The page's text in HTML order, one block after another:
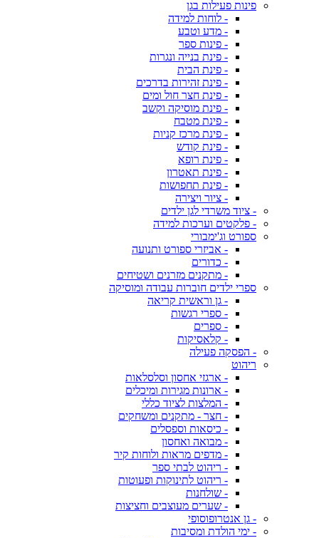
פינות פעילות בגן
- לוחות למידה
- מדע וטבע
- פינות ספר
- פינת בנייה ונגרות
- פינת הבית
- פינת זהירות בדרכים
- פינת חצר חול ומים
- פינת מוסיקה וקשב
- פינת מטבח
- פינת מרכז קניות
- פינת קודש
- פינת רופא
- פינת תאטרון
- פינת תחפושות
- ציור ויצירה
- ציוד משרדי לגן ילדים
- פלקטים וערכות למידה
ספורט וג'ימבורי
- אביזרי ספורט ותנועה
- כדורים
- מתקנים מזרנים ושטיחים
ספרי ילדים חוברות עבודה ומוסיקה
- גן וראשית קריאה
- ספרי רגשות
- ספרים
- קלאסיקות
- הפסקה פעילה
ריהוט
- ארגזי אחסון וסלסלאות
- ארונות מגירות ומיכלים
- המלצות לציוד כללי
- חצר - מתקנים ומשחקים
- כיסאות וספסלים
- מבואה ואחסון
- מדפים מראות ולוחות קיר
- ריהוט לבתי ספר
- ריהוט לתינוקות ופעוטות
- שולחנות
- שערים מעוצבים וחציצות
- גן אנטרופוסופי
- ימי הולדת ומסיבות